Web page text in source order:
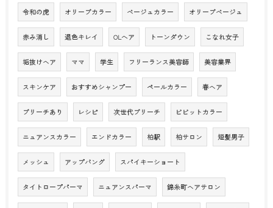
令和の虎 オリーブカラー ベージュカラー オリーブベージュ
赤み消し 退色キレイ OLへア トーンダウン こなれ女子
垢抜けヘア ママ 学生 フリーランス美容師 美容業界
スキンケア おすすめシャンプー ペールカラー 春ヘア
ブリーチあり レシピ 次世代ブリーチ ビビットカラー
ニュアンスカラー エンドカラー 柏駅 柏サロン 短髪男子
メッシュ アップバング スパイキーショート
タイトロープパーマ ニュアンスパーマ 錦糸町ヘアサロン